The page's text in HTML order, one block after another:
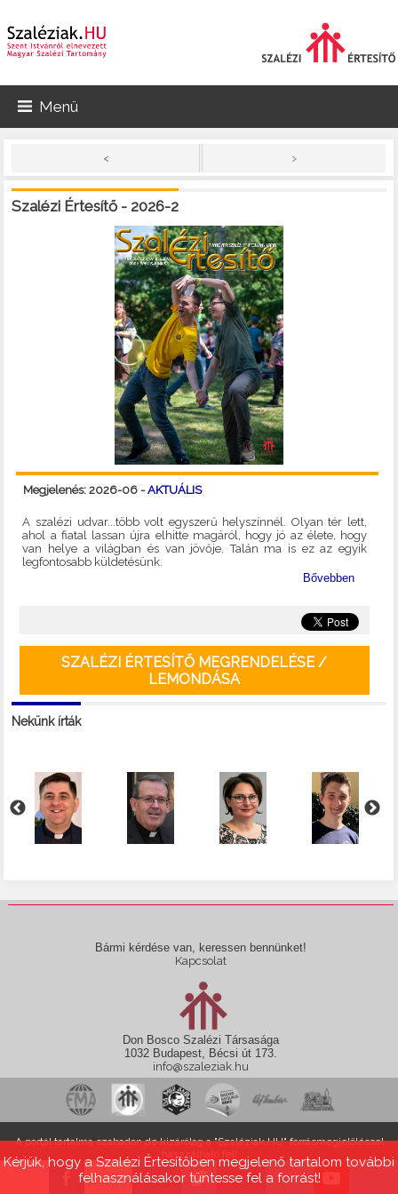
Menü
Kérjük, hogy a Szalézi Értesítőben megjelenő tartalom további
felhasználásakor tüntesse fel a forrást!
< >
Szalézi Értesítő - 2026-2
Megjelenés: 2026-06 -AKTUÁLIS
A szalézi udvar...több volt egyszerű helyszínnél. Olyan tér lett,
ahol a fiatal lassan újra elhitte magáról, hogy jó az élete, hogy
van helye a világban és van jövője. Talán ma is ez az egyik
legfontosabb küldetésünk.
Bővebben
SZALÉZI ÉRTESÍTŐ MEGRENDELÉSE /
LEMONDÁSA
Nekünk írták
Bármi kérdése van, keressen bennünket!
Kapcsolat
Don Bosco Szalézi Társasága
1032 Budapest, Bécsi út 173.
info@szaleziak.hu
A portál tartalma szabadon,de kizárólag a "Szaléziak.HU" forrásmegjelöléssel